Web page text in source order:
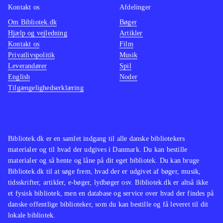
Bibliotek.dk er en samlet indgang til alle danske bibliotekers
materialer og til hvad der udgives i Danmark. Du kan bestille
materialer og så hente og låne på dit eget bibliotek. Du kan bruge
Bibliotek.dk til at søge frem, hvad der er udgivet af bøger, musik,
tidsskrifter, artikler, e-bøger, lydbøger osv. Bibliotek.dk er altså ikke
et fysisk bibliotek, men en database og service over hvad der findes på
danske offentlige biblioteker, som du kan bestille og få leveret til dit
lokale bibliotek.
Kontakt os
Om Bibliotek.dk
Hjælp og vejledning
Kontakt os
Privatlivspolitik
Leverandører
English
Tilgængelighedserklæring
Afdelinger
Bøger
Artikler
Film
Musik
Spil
Noder